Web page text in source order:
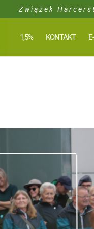
Związek
1,5% KONTAKT